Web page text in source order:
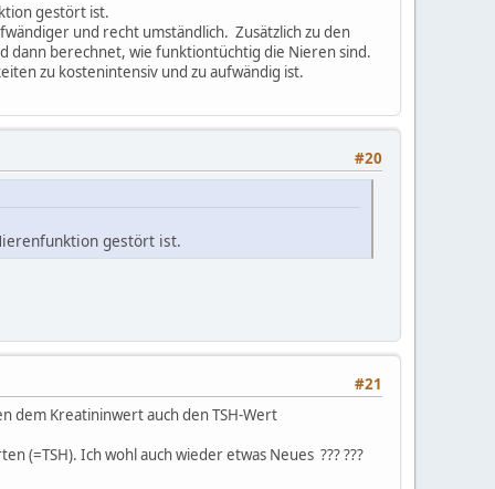
gestört ist.
und recht umständlich. Zusätzlich zu den
dann berechnet, wie funktiontüchtig die Nieren sind.
zu kostenintensiv und zu aufwändig ist.
#20
gestört ist.
#21
dem Kreatininwert auch den TSH-Wert
(=TSH). Ich wohl auch wieder etwas Neues ??? ???